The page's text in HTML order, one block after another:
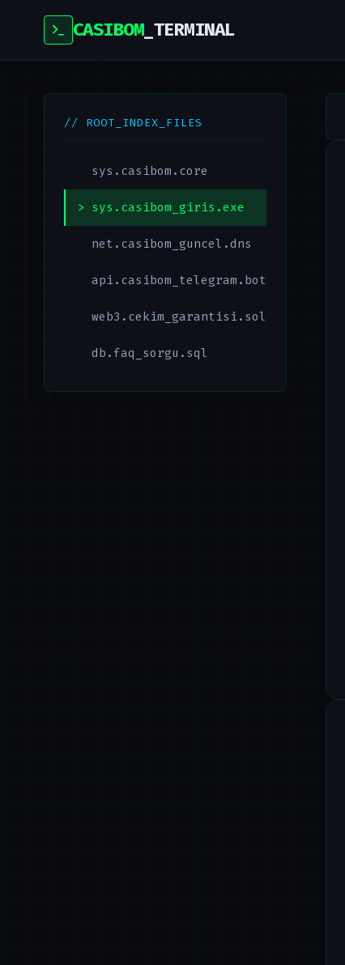
CASIBOM_TERMINAL
// ROOT_INDEX_FILES
sys.casibom.core
sys.casibom_giris.exe
net.casibom_guncel.dns
api.casibom_telegram.bot
web3.cekim_garantisi.sol
db.faq_sorgu.sql